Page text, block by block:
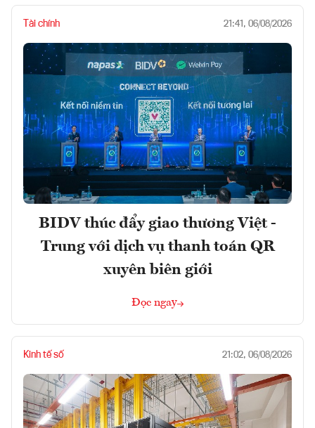
Tài chính 21:41, 06/08/2026
BIDV thúc đẩy giao thương Việt -
Trung với dịch vụ thanh toán QR
xuyên biên giới
Đọc ngay
Kinh tế số 21:02, 06/08/2026